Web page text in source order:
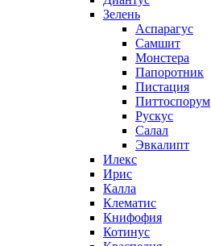
Зелень
Аспарагус
Самшит
Монстера
Папоротник
Пистация
Питтоспорум
Рускус
Салал
Эвкалипт
Илекс
Ирис
Калла
Клематис
Книфофия
Котинус